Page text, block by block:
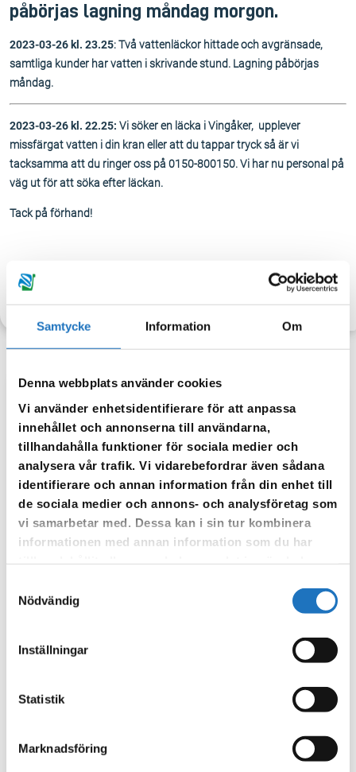
Samtycke Information Om
Denna webbplats använder cookies
Vi använder enhetsidentifierare för att anpassa
innehållet och annonserna till användarna,
tillhandahålla funktioner för sociala medier och
analysera vår trafik. Vi vidarebefordrar även sådana
identifierare och annan information från din enhet till
de sociala medier och annons- och analysföretag som
vi samarbetar med. Dessa kan i sin tur kombinera
informationen med annan information som du har
Nödvändig
Inställningar
Statistik
Marknadsföring
påbörjas lagning måndag morgon.
2023-03-26 kl. 23.25: Två vattenläckor hittade och avgränsade,
samtliga kunder har vatten i skrivande stund. Lagning påbörjas
måndag.
2023-03-26 kl. 22.25: Vi söker en läcka i Vingåker, upplever
missfärgat vatten i din kran eller att du tappar tryck så är vi
tacksamma att du ringer oss på 0150-800150. Vi har nu personal på
väg ut för att söka efter läckan.
Tack på förhand!
Anmäl dig till vår sms-tjänst.
Vår sms-tjänst använder vi enbart för att kunna informera dig
om driftstörningar och andra händelser som kan påverka dig
som fastighetsägare.